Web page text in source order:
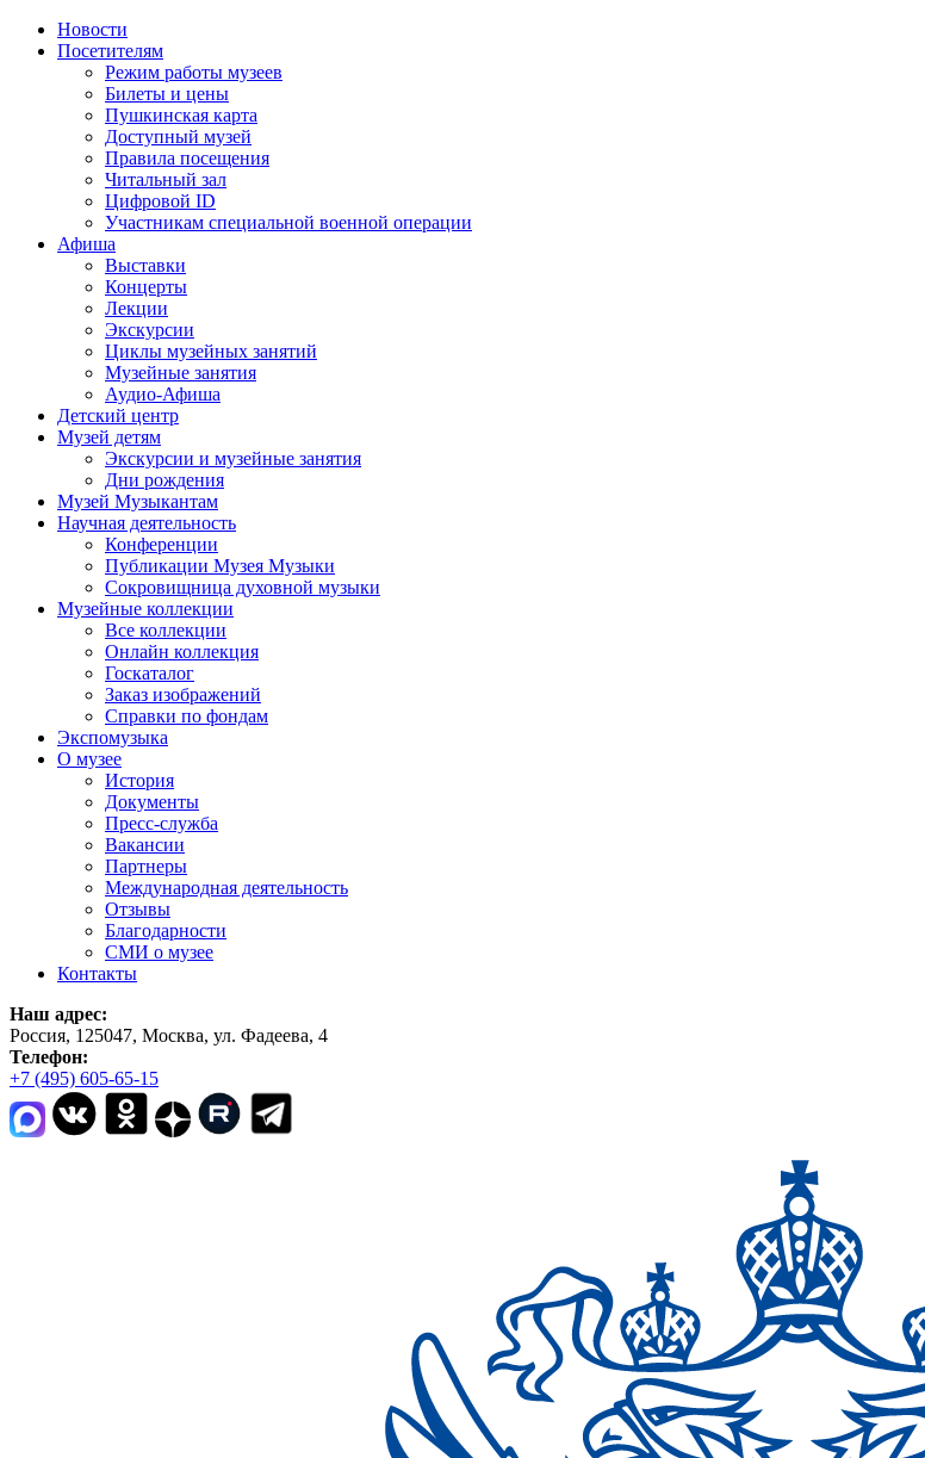
Новости
Посетителям
Режим работы музеев
Билеты и цены
Пушкинская карта
Доступный музей
Правила посещения
Читальный зал
Цифровой ID
Участникам специальной военной операции
Афиша
Выставки
Концерты
Лекции
Экскурсии
Циклы музейных занятий
Музейные занятия
Аудио-Афиша
Детский центр
Музей детям
Экскурсии и музейные занятия
Дни рождения
Музей Музыкантам
Научная деятельность
Конференции
Публикации Музея Музыки
Сокровищница духовной музыки
Музейные коллекции
Все коллекции
Онлайн коллекция
Госкаталог
Заказ изображений
Справки по фондам
Экспомузыка
О музее
История
Документы
Пресс-служба
Вакансии
Партнеры
Международная деятельность
Отзывы
Благодарности
СМИ о музее
Контакты
Наш адрес:
Россия, 125047, Москва, ул. Фадеева, 4
Телефон:
+7 (495) 605-65-15